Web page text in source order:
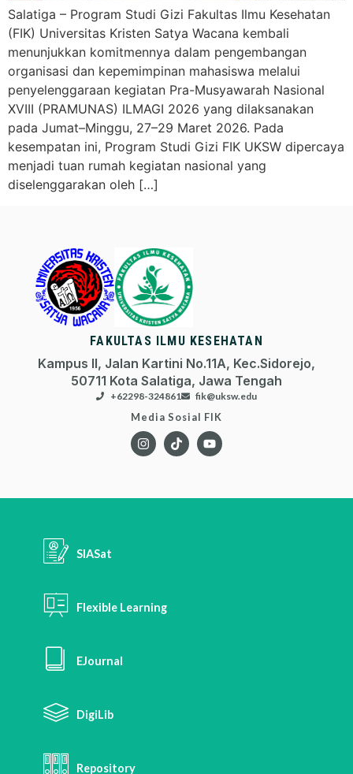
Salatiga – Program Studi Gizi Fakultas Ilmu Kesehatan
(FIK) Universitas Kristen Satya Wacana kembali
menunjukkan komitmennya dalam pengembangan
organisasi dan kepemimpinan mahasiswa melalui
penyelenggaraan kegiatan Pra-Musyawarah Nasional
XVIII (PRAMUNAS) ILMAGI 2026 yang dilaksanakan
pada Jumat–Minggu, 27–29 Maret 2026. Pada
kesempatan ini, Program Studi Gizi FIK UKSW dipercaya
menjadi tuan rumah kegiatan nasional yang
diselenggarakan oleh […]
FAKULTAS ILMU KESEHATAN
Kampus II, Jalan Kartini No.11A, Kec.Sidorejo,
50711 Kota Salatiga, Jawa Tengah
+62298-324861 fik@uksw.edu
Media Sosial FIK
SIASat
Flexible Learning
EJournal
DigiLib
Repository